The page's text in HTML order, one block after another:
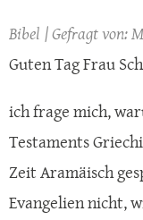
Bibel
Guten Tag Frau
ich frage mich,
Testaments
Zeit Aramäisch
Evangelien nicht,